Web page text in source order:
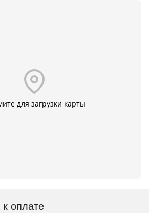
для загрузки карты
оплате